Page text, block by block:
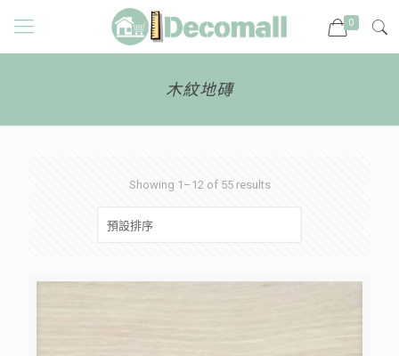
0
木紋地磚
Showing 1–12 of 55 results